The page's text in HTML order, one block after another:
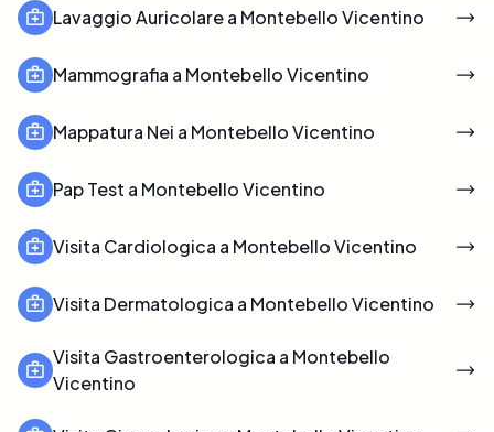
Lavaggio Auricolare a Montebello Vicentino
Mammografia a Montebello Vicentino
Mappatura Nei a Montebello Vicentino
Pap Test a Montebello Vicentino
Visita Cardiologica a Montebello Vicentino
Visita Dermatologica a Montebello Vicentino
Visita Gastroenterologica a Montebello
Vicentino